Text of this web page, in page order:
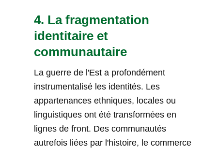
4. La fragmentation
identitaire et
communautaire
La guerre de l'Est a profondément
instrumentalisé les identités. Les
appartenances ethniques, locales ou
linguistiques ont été transformées en
lignes de front. Des communautés
autrefois liées par l'histoire, le commerce